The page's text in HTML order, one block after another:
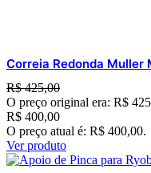
Correia Redonda Muller
R$425,00
O preço original era: R$
R$ 400,00
O preço atual é: R$ 400,00.
Ver produto